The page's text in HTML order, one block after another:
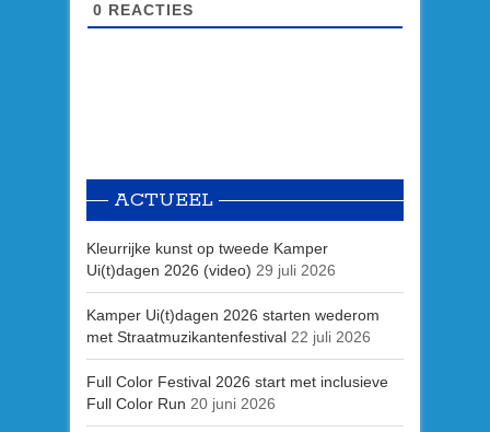
0 REACTIES
ACTUEEL
Kleurrijke kunst op tweede Kamper
Ui(t)dagen 2026 (video) 29 juli 2026
Kamper Ui(t)dagen 2026 starten wederom
met Straatmuzikantenfestival 22 juli 2026
Full Color Festival 2026 start met inclusieve
Full Color Run 20 juni 2026